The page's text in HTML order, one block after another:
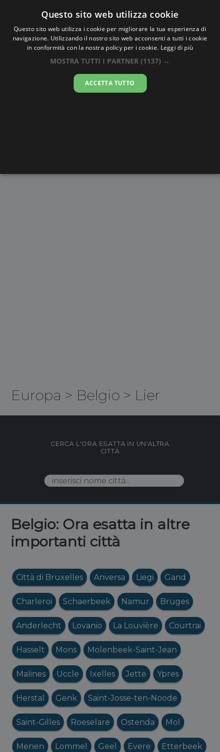
Oraesatta.co
Ora EsattaLier
20:00:10
Europa > Belgio > Lier
CERCA L'ORA ESATTA IN UN'ALTRA
CITTÀ
Belgio: Ora esatta in altre
importanti città
Città di Bruxelles Anversa Liegi Gand
Charleroi Schaerbeek Namur Bruges
Anderlecht Lovanio La Louvière Courtrai
Hasselt Mons Molenbeek-Saint-Jean
Malines Uccle Ixelles Jette Ypres
Herstal Genk Saint-Josse-ten-Noode
Saint-Gilles Roeselare Ostenda Mol
Menen Lommel Geel Evere Etterbeek
Questo sito web utilizza cookie
Questo sito web utilizza i cookie per migliorare la tua esperienza di
navigazione. Utilizzando il nostro sito web acconsenti a tutti i cookie
in conformità con la nostra policy per i cookie. Leggi di più
MOSTRA TUTTI I PARTNER (1137) →
ACCETTA TUTTO